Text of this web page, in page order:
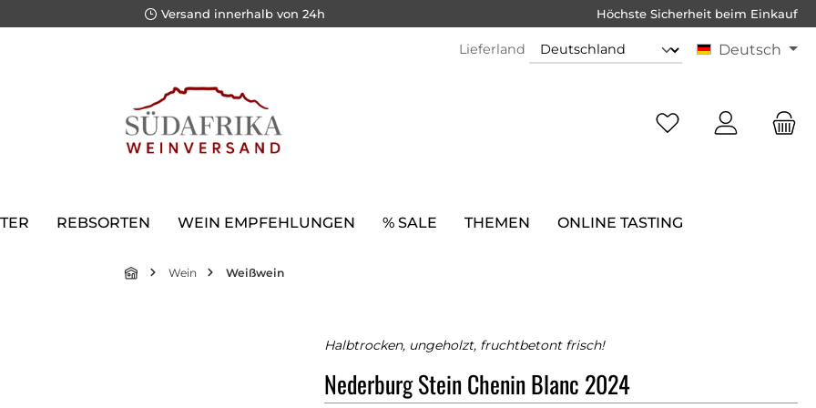
Versand innerhalb von 24h Höchste Sicherheit beim Einkauf
Lieferland Deutsch
REBSORTEN WEIN EMPFEHLUNGEN % SALE THEMEN ONLINE TASTING
Wein Weißwein
Halbtrocken, ungeholzt, fruchtbetont frisch!
Nederburg Stein Chenin Blanc 2024